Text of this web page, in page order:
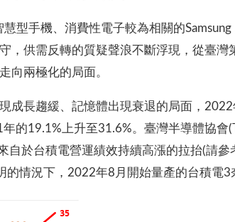
型手機、消費性電子較為相關的
，供需反轉的質疑聲浪不斷浮現，從臺
向兩極化的局面。
成長趨緩、記憶體出現衰退的局面，
的19.1%上升至31.6%。臺灣半導體協
自於台積電營運績效持續高漲的拉抬(請
情況下，2022年8月開始量產的台積電3